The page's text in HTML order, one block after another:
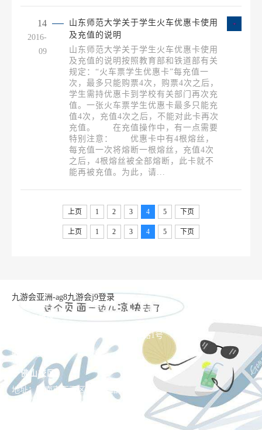
14
2016-
09
山东师范大学关于学生火车优惠卡使用
及充值的说明
山东师范大学关于学生火车优惠卡使用
及充值的说明按照教育部和铁道部有关
规定：“火车票学生优惠卡”每充值一
次，最多只能购票4次，购票4次之后，
学生需持优惠卡到学校有关部门再次充
值。一张火车票学生优惠卡最多只能充
值4次，充值4次之后，不能对此卡再次
充值。 在充值操作中，有一点需要
特别注意： 优惠卡中有4根熔丝，
每充值一次将熔断一根熔丝，充值4次
之后，4根熔丝被全部熔断，此卡就不
能再被充值。为此，请...
上页 1 2 3 4 5 下页
上页 1 2 3 4 5 下页
九游会亚洲-ag8九游会j9登录
长清湖校区
地址：济南市长清区大学科技园大学路1号
邮编：250358
千佛山校区
地址：济南市历下区文化东路88号